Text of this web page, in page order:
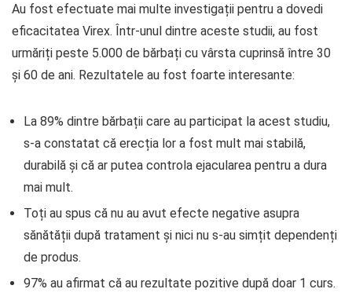
Au fost efectuate mai multe investigații pentru a dovedi
eficacitatea Virex. Într-unul dintre aceste studii, au fost
urmăriți peste 5.000 de bărbați cu vârsta cuprinsă între 30
și 60 de ani. Rezultatele au fost foarte interesante:
La 89% dintre bărbații care au participat la acest studiu,
s-a constatat că erecția lor a fost mult mai stabilă,
durabilă și că ar putea controla ejacularea pentru a dura
mai mult.
Toți au spus că nu au avut efecte negative asupra
sănătății după tratament și nici nu s-au simțit dependenți
de produs.
97% au afirmat că au rezultate pozitive după doar 1 curs.